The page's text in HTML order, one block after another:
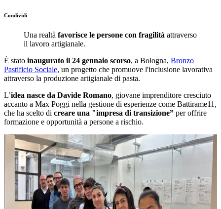
Condividi
Una realtà favorisce le persone con fragilità attraverso
il lavoro artigianale.
È stato inaugurato il 24 gennaio scorso, a Bologna, Bronzo
Pastificio Sociale, un progetto che promuove l'inclusione lavorativa
attraverso la produzione artigianale di pasta.
L’idea nasce da Davide Romano, giovane imprenditore cresciuto
accanto a Max Poggi nella gestione di esperienze come Battirame11,
che ha scelto di creare una "impresa di transizione” per offrire
formazione e opportunità a persone a rischio.